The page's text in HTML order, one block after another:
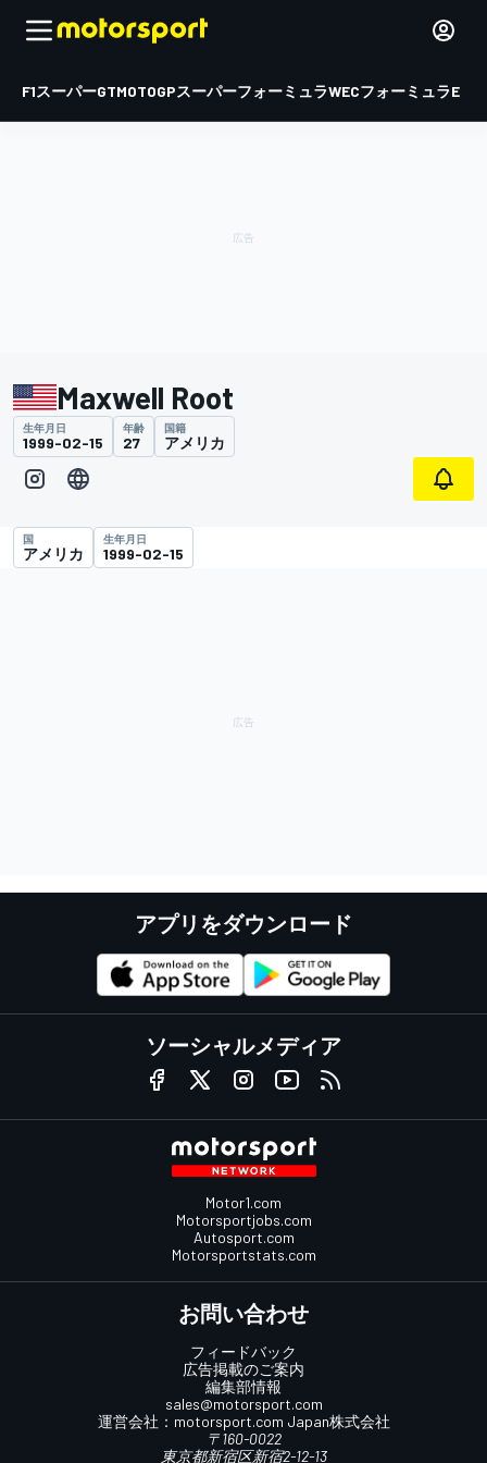
F1スーパーGTMOTOGPスーパーフォーミュラWECフォーミュラE
Maxwell Root
生年月日
1999-02-15
年齢
27
国籍
アメリカ
国
アメリカ
生年月日
1999-02-15
アプリをダウンロード
ソーシャルメディア
Motor1.com
Motorsportjobs.com
Autosport.com
Motorsportstats.com
お問い合わせ
フィードバック
広告掲載のご案内
編集部情報
sales@motorsport.com
運営会社： motorsport.com Japan株式会社
〒160-0022
東京都新宿区新宿2-12-13